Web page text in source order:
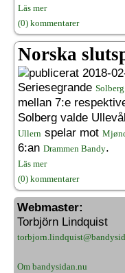
Läs mer
(0) kommentarer
Norska
2018-
Seriesegrande Solberg
mellan 7:e
Solberg valde
Ullern spelar mot
6:an Drammen Bandy.
Läs mer
(0) kommentarer
Webmaster:
Torbjörn Lindquist
Om bandysidan.nu